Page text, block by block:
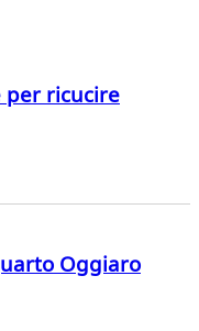
per ricucire
Oggiaro